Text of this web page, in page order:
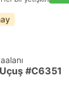
#C6351